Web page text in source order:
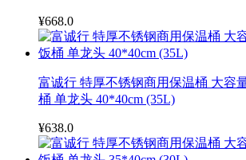
¥668.0
富诚行 特厚不锈钢商用保温桶 大容
桶 单龙头 40*40cm (35L)
¥638.0